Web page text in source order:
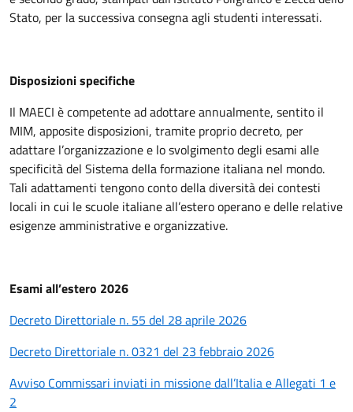
Stato, per la successiva consegna agli studenti interessati.
Disposizioni specifiche
Il MAECI è competente ad adottare annualmente, sentito il
MIM, apposite disposizioni, tramite proprio decreto, per
adattare l’organizzazione e lo svolgimento degli esami alle
specificità del Sistema della formazione italiana nel mondo.
Tali adattamenti tengono conto della diversità dei contesti
locali in cui le scuole italiane all’estero operano e delle relative
esigenze amministrative e organizzative.
Esami all’estero 2026
Decreto Direttoriale n. 55 del 28 aprile 2026
Decreto Direttoriale n. 0321 del 23 febbraio 2026
Avviso Commissari inviati in missione dall’Italia e Allegati 1 e
2